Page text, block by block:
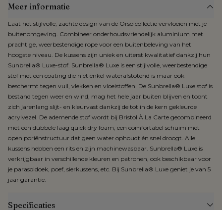
Meer informatie
Laat het stijlvolle, zachte design van de Orso collectie vervloeien met je
buitenomgeving. Combineer onderhoudsvriendelijk aluminium met
prachtige, weerbestendige rope voor een buitenbeleving van het
hoogste niveau. De kussens zijn uniek en uiterst kwalitatief dankzij hun
Sunbrella® Luxe-stof. Sunbrella® Luxe is een stijlvolle, weerbestendige
stof met een coating die niet enkel waterafstotend is maar ook
beschermt tegen vuil, vlekken en vloeistoffen. De Sunbrella® Luxe stof is
bestand tegen weer en wind, mag het hele jaar buiten blijven en toont
zich jarenlang slijt- en kleurvast dankzij de tot in de kern gekleurde
acrylvezel. De ademende stof wordt bij Bristol À La Carte gecombineerd
met een dubbele laag quick dry foam, een comfortabel schuim met
open poriënstructuur dat geen water ophoudt én snel droogt. Alle
kussens hebben een rits en zijn machinewasbaar. Sunbrella® Luxe is
verkrijgbaar in verschillende kleuren en patronen, ook beschikbaar voor
je parasoldoek, poef, sierkussens, etc. Bij Sunbrella® Luxe geniet je van 5
jaar garantie.
Specificaties